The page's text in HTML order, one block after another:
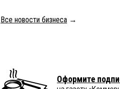
Все новости бизнеса →
Оформите